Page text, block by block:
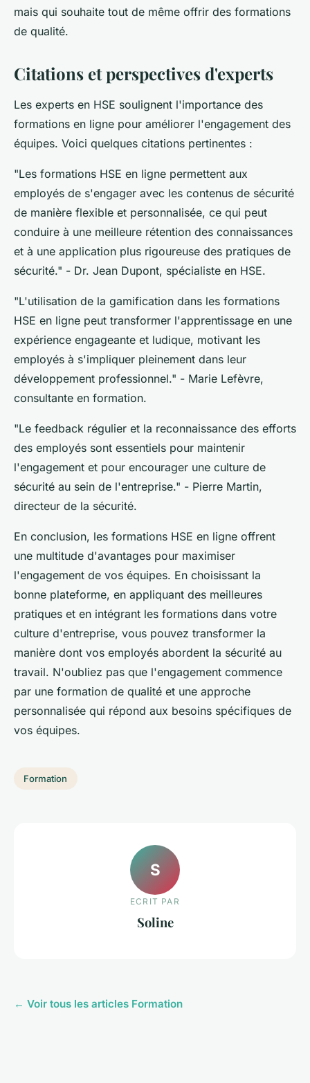
mais qui souhaite tout de même offrir des formations
de qualité.
Citations et perspectives d'experts
Les experts en HSE soulignent l'importance des
formations en ligne pour améliorer l'engagement des
équipes. Voici quelques citations pertinentes :
"Les formations HSE en ligne permettent aux
employés de s'engager avec les contenus de sécurité
de manière flexible et personnalisée, ce qui peut
conduire à une meilleure rétention des connaissances
et à une application plus rigoureuse des pratiques de
sécurité." - Dr. Jean Dupont, spécialiste en HSE.
"L'utilisation de la gamification dans les formations
HSE en ligne peut transformer l'apprentissage en une
expérience engageante et ludique, motivant les
employés à s'impliquer pleinement dans leur
développement professionnel." - Marie Lefèvre,
consultante en formation.
"Le feedback régulier et la reconnaissance des efforts
des employés sont essentiels pour maintenir
l'engagement et pour encourager une culture de
sécurité au sein de l'entreprise." - Pierre Martin,
directeur de la sécurité.
En conclusion, les formations HSE en ligne offrent
une multitude d'avantages pour maximiser
l'engagement de vos équipes. En choisissant la
bonne plateforme, en appliquant des meilleures
pratiques et en intégrant les formations dans votre
culture d'entreprise, vous pouvez transformer la
manière dont vos employés abordent la sécurité au
travail. N'oubliez pas que l'engagement commence
par une formation de qualité et une approche
personnalisée qui répond aux besoins spécifiques de
vos équipes.
Formation
S
ECRIT PAR
Soline
← Voir tous les articles Formation